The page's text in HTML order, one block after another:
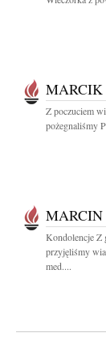
Z poczuciem
pożegnaliśmy
Kondolencje Z
przyjęliśmy
med....